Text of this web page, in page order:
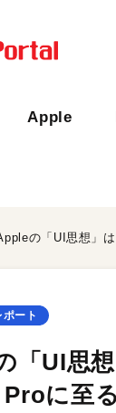
Apple
ポート
「UI思
に至